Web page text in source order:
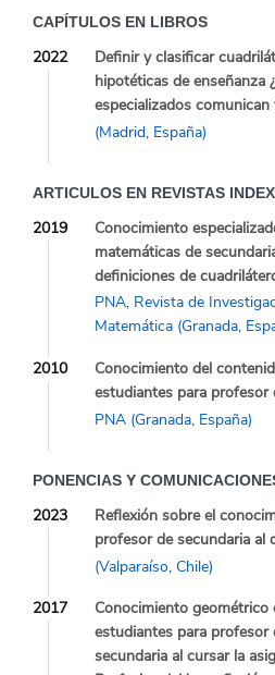
CAPÍTULOS EN LIBROS
2022
Definir y clasificar
hipotéticas de enseñanza
especializados
(Madrid, España)
ARTICULOS EN REVISTAS
2019
Conocimiento
matemáticas de
definiciones de
PNA, Revista de
Matemática (Granada,
2010
Conocimiento del
estudiantes para profesor
PNA (Granada, España)
PONENCIAS Y
2023
Reflexión sobre el
profesor de secundaria al
(Valparaíso, Chile)
2017
Conocimiento geométrico
estudiantes para profesor
secundaria al cursar la